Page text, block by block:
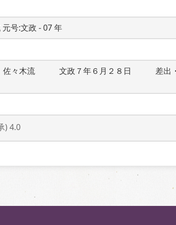
号:文政 - 07 年
々木流　　　文政７年６月２８日　　　差出
) 4.0